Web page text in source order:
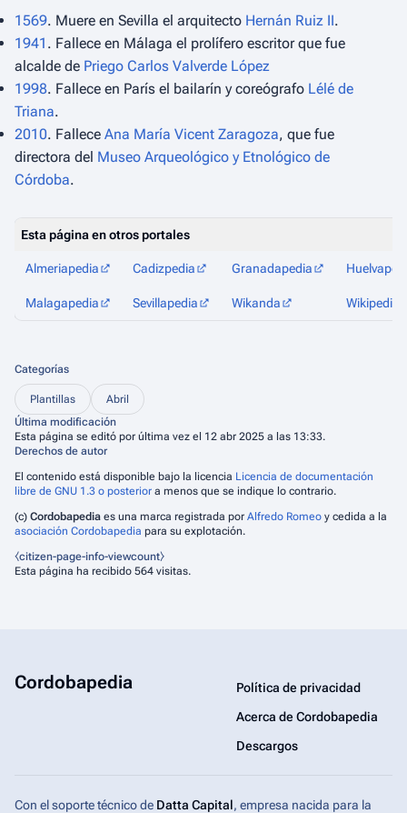
1569. Muere en Sevilla el arquitecto Hernán Ruiz II.
1941 . Fallece en Málaga el prolífero escritor que fue
alcalde de Priego Carlos Valverde López
1998. Fallece en París el bailarín y coreógrafo Lélé de
Triana.
2010. Fallece Ana María Vicent Zaragoza, que fue
directora del Museo Arqueológico y Etnológico de
Córdoba.
Esta página en otros portales
Almeriapedia Cadizpedia Granadapedia
Malagapedia Sevillapedia Wikanda Wikipedia
Categorías
Plantillas
Abril
Última modificación
Esta página se editó por última vez el 12 abr 2025 a las 13:33.
Derechos de autor
El contenido está disponible bajo la licencia Licencia de documentación
libre de GNU 1.3 o posterior a menos que se indique lo contrario.
(c) Cordobapedia es una marca registrada por Alfredo Romeo y cedida a la
asociación Cordobapedia para su explotación.
⧼citizen-page-info-viewcount⧽
Esta página ha recibido 564 visitas.
Cordobapedia
Política de privacidad
Acerca de Cordobapedia
Descargos
Con el soporte técnico de Datta Capital, empresa nacida para la